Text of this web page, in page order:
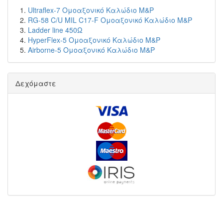
Ultraflex-7 Ομοαξονικό Καλώδιο M&P
RG-58 C/U MIL C17-F Ομοαξονικό Καλώδιο M&P
Ladder line 450Ω
HyperFlex-5 Ομοαξονικό Καλώδιο M&P
Airborne-5 Ομοαξονικό Καλώδιο M&P
Δεχόμαστε